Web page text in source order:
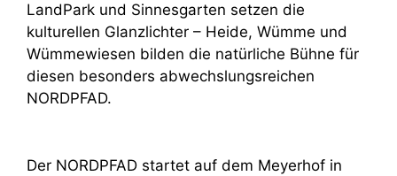
LandPark und Sinnesgarten setzen die
kulturellen Glanzlichter – Heide, Wümme und
Wümmewiesen bilden die natürliche Bühne für
diesen besonders abwechslungsreichen
NORDPFAD.
Der NORDPFAD startet auf dem Meyerhof in